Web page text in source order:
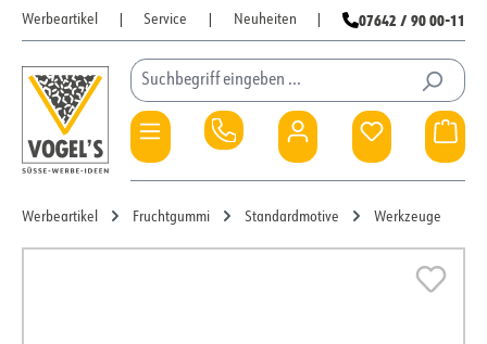
Zum Hauptinhalt springen
Werbeartikel Service Neuheiten 07642 / 90 00-11
Du hast 0
Werbeartikel Fruchtgummi Standardmotive Werkzeuge